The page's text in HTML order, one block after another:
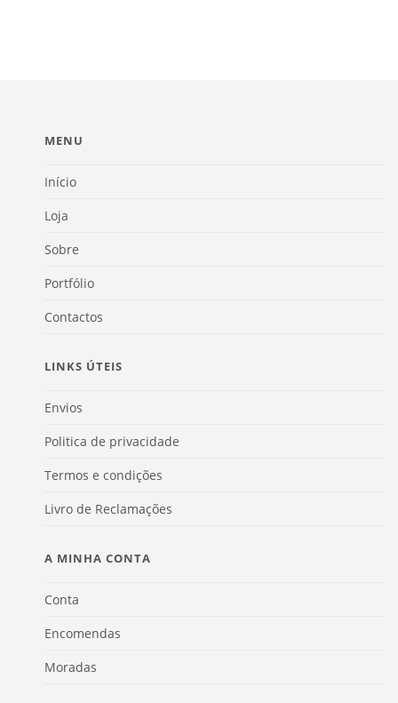
MENU
Início
Loja
Sobre
Portfólio
Contactos
LINKS ÚTEIS
Envios
Politica de privacidade
Termos e condições
Livro de Reclamações
A MINHA CONTA
Conta
Encomendas
Moradas